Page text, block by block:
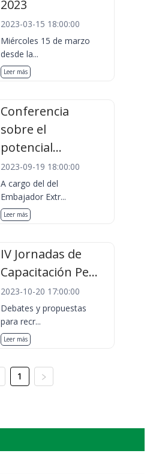
2023
2023-03-15 18:00:00
Miércoles 15 de marzo
desde la...
Leer más
Conferencia
sobre el
potencial...
2023-09-19 18:00:00
A cargo del del
Embajador Extr...
Leer más
IV Jornadas de
Capacitación Pe...
2023-10-20 17:00:00
Debates y propuestas
para recr...
Leer más
1